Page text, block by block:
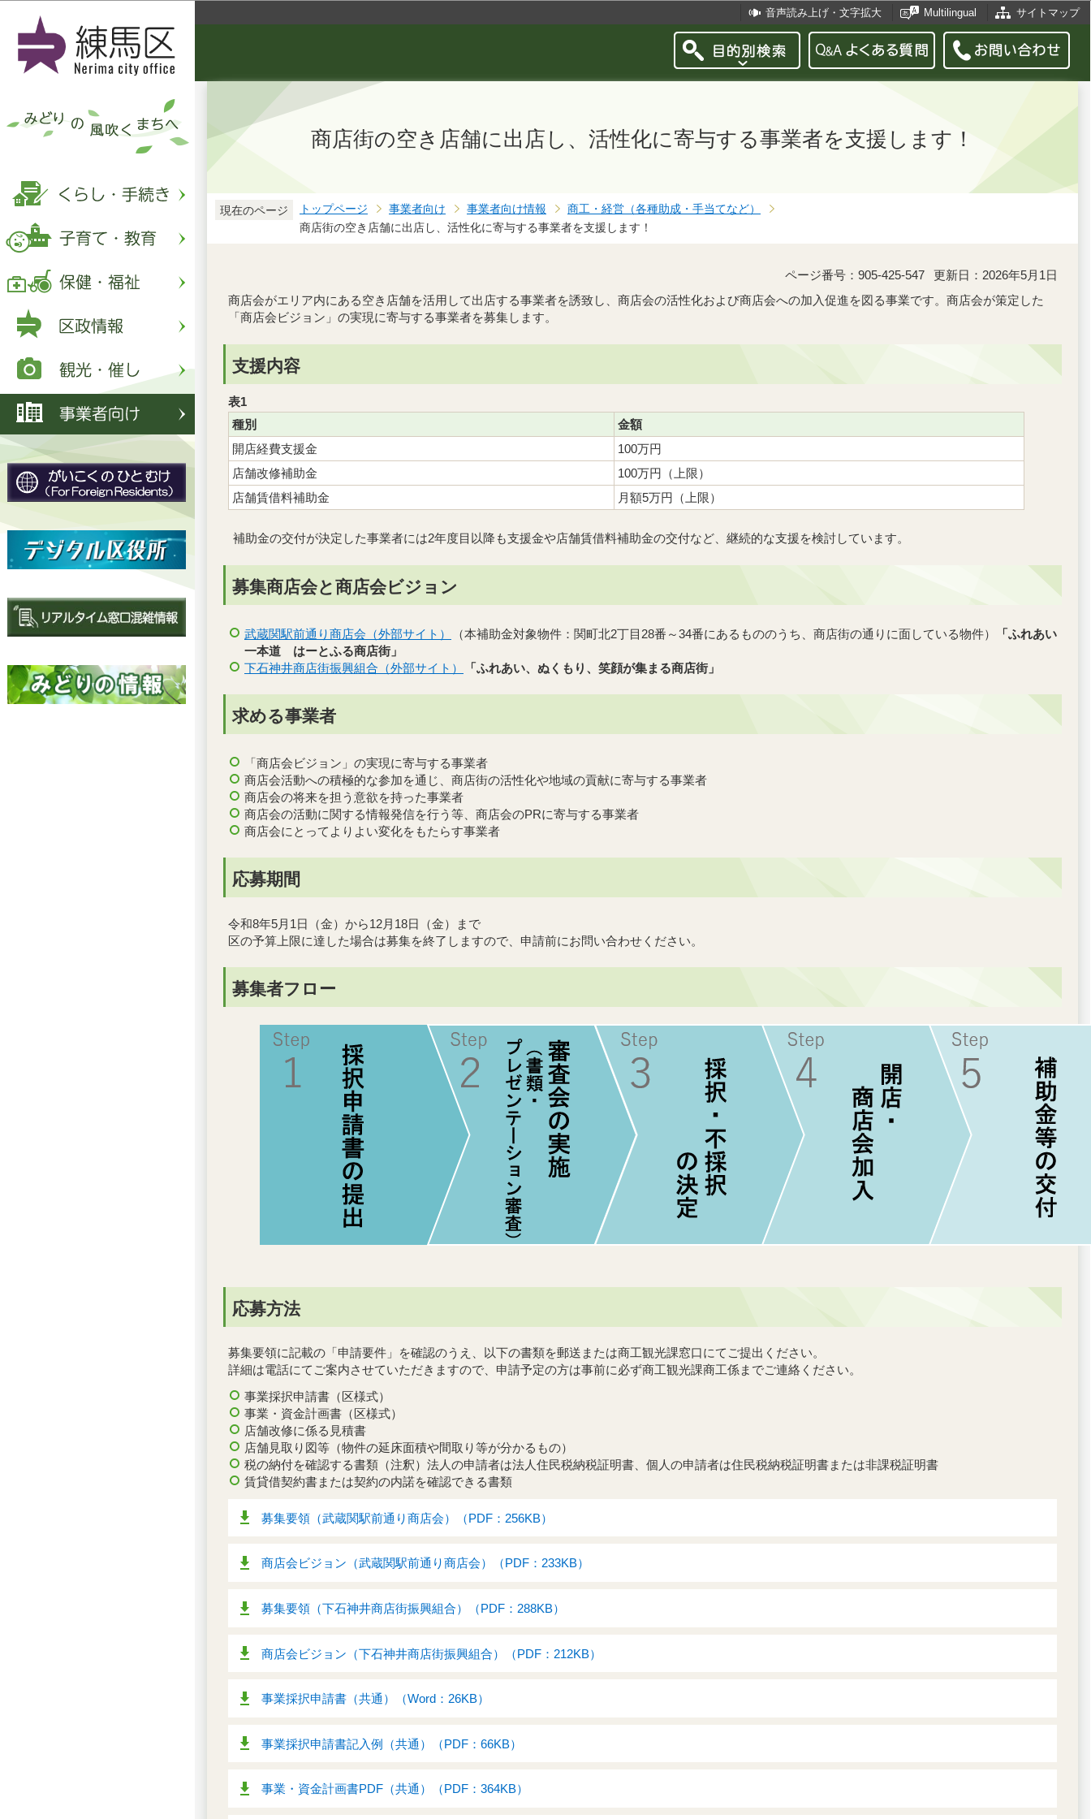
音声読み上げ・文字拡大 Multilingual サイトマップ
商店街の空き店舗に出店し、活性化に寄与する事業者を支援します！
現在のページ トップページ 事業者向け 事業者向け情報
商工・経営（各種助成・手当てなど）
商店街の空き店舗に出店し、活性化に寄与する事業者を支援します！
ページ番号：905-425-547
更新日：2026年5月1日
商店会がエリア内にある空き店舗を活用して出店する事業者を誘致し、商店会の活性化および商店会への加入促進を図る事業です。商店会が策定した
「商店会ビジョン」の実現に寄与する事業者を募集します。
支援内容
表1
種別
金額
開店経費支援金
100万円
店舗改修補助金
100万円（上限）
店舗賃借料補助金
月額5万円（上限）
補助金の交付が決定した事業者には2年度目以降も支援金や店舗賃借料補助金の交付など、継続的な支援を検討しています。
募集商店会と商店会ビジョン
武蔵関駅前通り商店会（外部サイト） （本補助金対象物件：関町北2丁目28番～34番にあるもののうち、商店街の通りに面している物件）
「ふれあい
一本道 はーとふる商店街」
下石神井商店街振興組合（外部サイト）
「ふれあい、ぬくもり、笑顔が集まる商店街」
求める事業者
「商店会ビジョン」の実現に寄与する事業者
商店会活動への積極的な参加を通じ、商店街の活性化や地域の貢献に寄与する事業者
商店会の将来を担う意欲を持った事業者
商店会の活動に関する情報発信を行う等、商店会のPRに寄与する事業者
商店会にとってよりよい変化をもたらす事業者
応募期間
令和8年5月1日（金）から12月18日（金）まで
区の予算上限に達した場合は募集を終了しますので、申請前にお問い合わせください。
募集者フロー
応募方法
募集要領に記載の「申請要件」を確認のうえ、以下の書類を郵送または商工観光課窓口にてご提出ください。
詳細は電話にてご案内させていただきますので、申請予定の方は事前に必ず商工観光課商工係までご連絡ください。
事業採択申請書（区様式）
事業・資金計画書（区様式）
店舗改修に係る見積書
店舗見取り図等（物件の延床面積や間取り等が分かるもの）
税の納付を確認する書類（注釈）法人の申請者は法人住民税納税証明書、個人の申請者は住民税納税証明書または非課税証明書
賃貸借契約書または契約の内諾を確認できる書類
募集要領（武蔵関駅前通り商店会）（PDF：256KB）
商店会ビジョン（武蔵関駅前通り商店会）（PDF：233KB）
募集要領（下石神井商店街振興組合）（PDF：288KB）
商店会ビジョン（下石神井商店街振興組合）（PDF：212KB）
事業採択申請書（共通）（Word：26KB）
事業採択申請書記入例（共通）（PDF：66KB）
事業・資金計画書PDF（共通）（PDF：364KB）